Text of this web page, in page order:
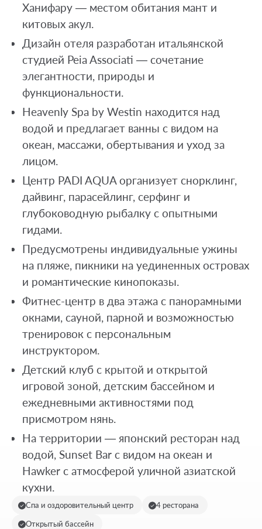
Ханифару — местом обитания мант и
китовых акул.
Дизайн отеля разработан итальянской
студией Peia Associati — сочетание
элегантности, природы и
функциональности.
Heavenly Spa by Westin находится над
водой и предлагает ванны с видом на
океан, массажи, обертывания и уход за
лицом.
Центр PADI AQUA организует снорклинг,
дайвинг, парасейлинг, серфинг и
глубоководную рыбалку с опытными
гидами.
Предусмотрены индивидуальные ужины
на пляже, пикники на уединенных островах
и романтические кинопоказы.
Фитнес-центр в два этажа с панорамными
окнами, сауной, парной и возможностью
тренировок с персональным
инструктором.
Детский клуб с крытой и открытой
игровой зоной, детским бассейном и
ежедневными активностями под
присмотром нянь.
На территории — японский ресторан над
водой, Sunset Bar с видом на океан и
Hawker с атмосферой уличной азиатской
кухни.
Спа и оздоровительный центр
4 ресторана
Открытый бассейн